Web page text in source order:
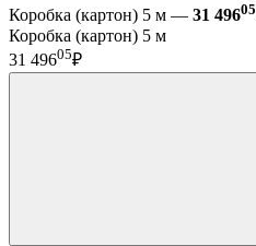
Коробка (картон) 5 м — 31 49605
Коробка (картон) 5 м
31 49605₽